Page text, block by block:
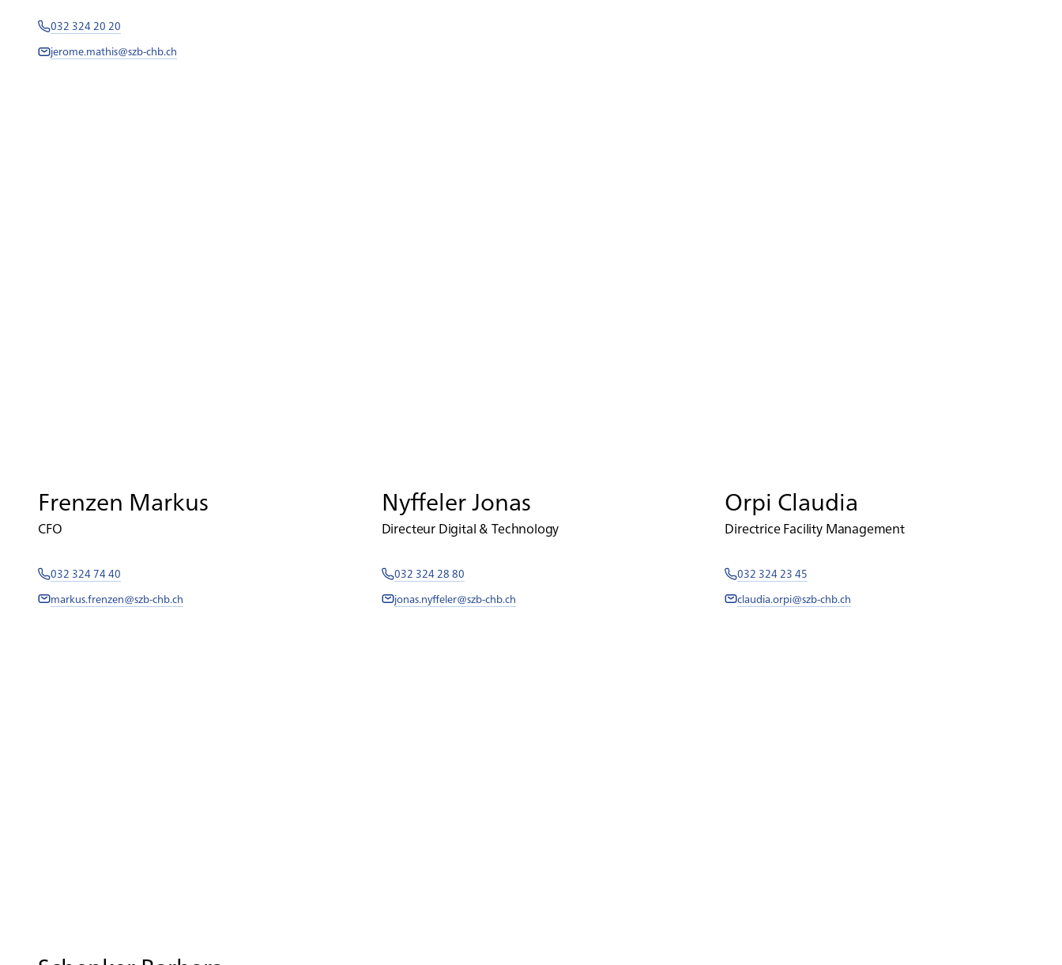
032 324 20 20
jerome.mathis@szb-chb.ch
Frenzen Markus
CFO
032 324 74 40
markus.frenzen@szb-chb.ch
Nyffeler Jonas
Directeur Digital & Technology
032 324 28 80
jonas.nyffeler@szb-chb.ch
Orpi Claudia
Directrice Facility Management
032 324 23 45
claudia.orpi@szb-chb.ch